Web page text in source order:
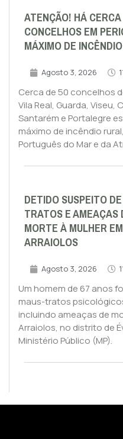
ATENÇÃO! HÁ
CONCELHOS EM
MÁXIMO DE INCÊNDIO
Agosto 3, 2026
Cerca de 50 concelhos
Vila Real, Guarda, Viseu,
Santarém e Portalegre
máximo de incêndio
Português do Mar e da
DETIDO SUSPEITO
TRATOS E AMEAÇAS
MORTE À MULHER EM
ARRAIOLOS
Agosto 3, 2026
Um homem de 67 anos
maus-tratos
incluindo ameaças de
Arraiolos, no distrito de
Ministério Público (MP).